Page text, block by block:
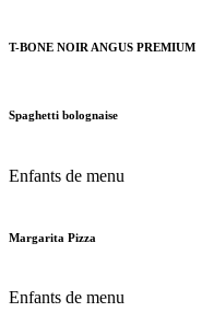
T-BONE NOIR ANGUS PREMIUM
Spaghetti bolognaise
Enfants de menu
Margarita Pizza
Enfants de menu